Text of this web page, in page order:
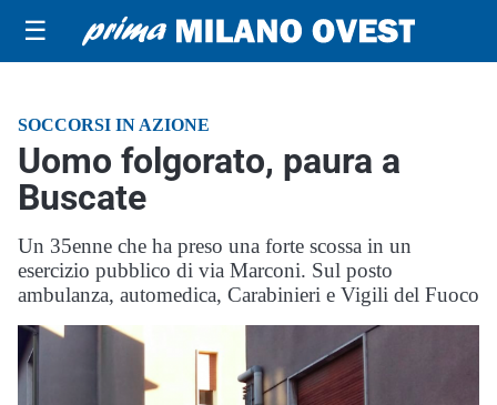
☰
SOCCORSI IN AZIONE
Uomo folgorato, paura a
Buscate
Un 35enne che ha preso una forte scossa in un
esercizio pubblico di via Marconi. Sul posto
ambulanza, automedica, Carabinieri e Vigili del Fuoco